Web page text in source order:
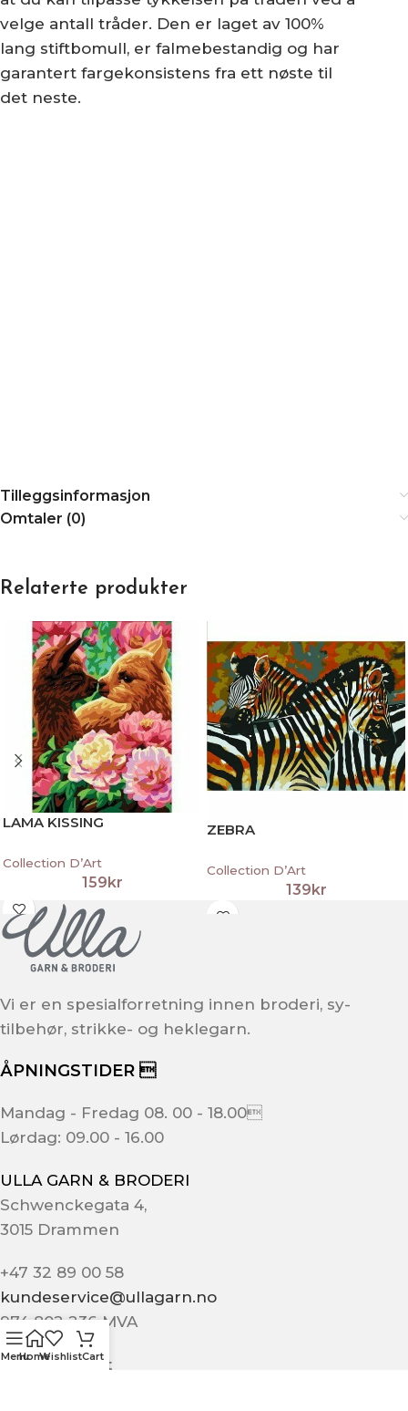
velge antall tråder. Den er laget av 100%
lang stiftbomull, er falmebestandig og har
garantert fargekonsistens fra ett nøste til
det neste.
Tilleggsinformasjon
Omtaler (0)
Relaterte produkter
LAMA KISSING
Collection D’Art
159kr
ZEBRA
Collection D’Art
139 kr
Vi er en spesialforretning innen broderi, sy-
tilbehør, strikke- og heklegarn.
ÅPNINGSTIDER 
Mandag - Fredag 08. 00 - 18.00
Lørdag: 09.00 - 16.00
ULLA GARN & BRODERI
Schwenckegata 4,
3015 Drammen
+47 32 89 00 58
kundeservice@ullagarn.no
974 802 236 MVA
Administrativt
MenuHomeWishlistCart